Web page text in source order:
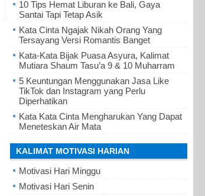
10 Tips Hemat Liburan ke Bali, Gaya
Santai Tapi Tetap Asik
Kata Cinta Ngajak Nikah Orang Yang
Tersayang Versi Romantis Banget
Kata-Kata Bijak Puasa Asyura, Kalimat
Mutiara Shaum Tasu’a 9 & 10 Muharram
5 Keuntungan Menggunakan Jasa Like
TikTok dan Instagram yang Perlu
Diperhatikan
Kata Kata Cinta Mengharukan Yang Dapat
Meneteskan Air Mata
KALIMAT MOTIVASI HARIAN
Motivasi Hari Minggu
Motivasi Hari Senin